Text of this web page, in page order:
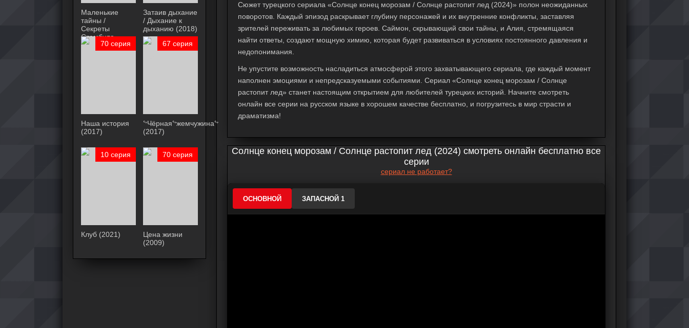
Сюжет турецкого сериала «Солнце конец морозам / Солнце растопит лед (2024)» полон неожиданных
поворотов. Каждый эпизод раскрывает глубину персонажей и их внутренние конфликты, заставляя
зрителей переживать за любимых героев. Саймон, скрывающий свои тайны, и Алия, стремящаяся
найти ответы, создают мощную химию, которая будет развиваться в условиях постоянного давления и
недопонимания.
Не упустите возможность насладиться атмосферой этого захватывающего сериала, где каждый момент
наполнен эмоциями и непредсказуемыми событиями. Сериал «Солнце конец морозам / Солнце
растопит лед» станет настоящим открытием для любителей турецких историй. Начните смотреть
онлайн все серии на русском языке в хорошем качестве бесплатно, и погрузитесь в мир страсти и
драматизма!
Солнце конец морозам / Солнце растопит лед (2024) смотреть онлайн бесплатно все
серии
сериал не работает?
ОСНОВНОЙ ЗАПАСНОЙ 1
Маленькие
тайны /
Секреты
Стамбула
(2010)
Затаив дыхание
/ Дыхание к
дыханию (2018)
70 серия
Наша история
(2017)
67 серия
ᖦЧёрнаяᖦжемчужинаᖦ
(2017)
10 серия
Клуб (2021)
70 серия
Цена жизни
(2009)